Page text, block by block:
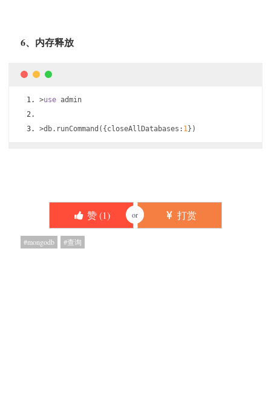
6、内存释放
>use admin
>db. runCommand ({ closeAllDatabases : 1})
赞 (1) or 打赏
mongodb 查询